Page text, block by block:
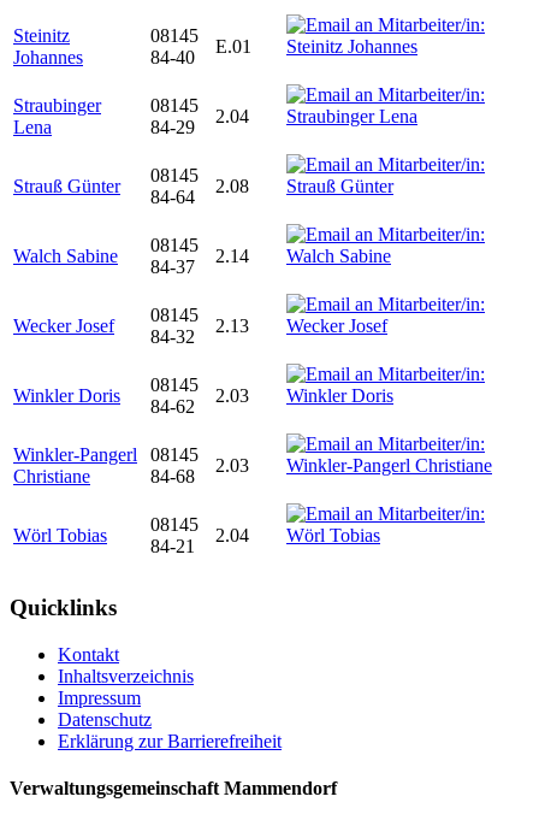
Steinitz
Johannes
08145
84-40
E.01
Straubinger
Lena
08145
84-29
2.04
Strauß Günter
08145
84-64
2.08
Walch Sabine
08145
84-37
2.14
Wecker Josef
08145
84-32
2.13
Winkler Doris
08145
84-62
2.03
Winkler-Pangerl
Christiane
08145
84-68
2.03
Wörl Tobias
08145
84-21
2.04
Quicklinks
Kontakt
Inhaltsverzeichnis
Impressum
Datenschutz
Erklärung zur Barrierefreiheit
Verwaltungsgemeinschaft Mammendorf